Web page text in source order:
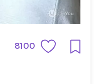
8100